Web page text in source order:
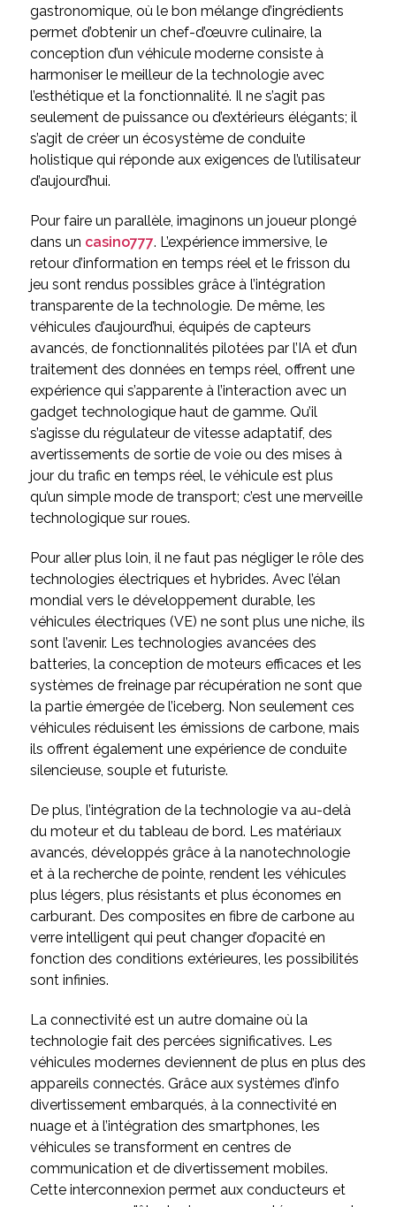
gastronomique, où le bon mélange d’ingrédients
permet d’obtenir un chef-d’œuvre culinaire, la
conception d’un véhicule moderne consiste à
harmoniser le meilleur de la technologie avec
l’esthétique et la fonctionnalité. Il ne s’agit pas
seulement de puissance ou d’extérieurs élégants; il
s’agit de créer un écosystème de conduite
holistique qui réponde aux exigences de l’utilisateur
d’aujourd’hui.
Pour faire un parallèle, imaginons un joueur plongé
dans un casino777. L’expérience immersive, le
retour d’information en temps réel et le frisson du
jeu sont rendus possibles grâce à l’intégration
transparente de la technologie. De même, les
véhicules d’aujourd’hui, équipés de capteurs
avancés, de fonctionnalités pilotées par l’IA et d’un
traitement des données en temps réel, offrent une
expérience qui s’apparente à l’interaction avec un
gadget technologique haut de gamme. Qu’il
s’agisse du régulateur de vitesse adaptatif, des
avertissements de sortie de voie ou des mises à
jour du trafic en temps réel, le véhicule est plus
qu’un simple mode de transport; c’est une merveille
technologique sur roues.
Pour aller plus loin, il ne faut pas négliger le rôle des
technologies électriques et hybrides. Avec l’élan
mondial vers le développement durable, les
véhicules électriques (VE) ne sont plus une niche, ils
sont l’avenir. Les technologies avancées des
batteries, la conception de moteurs efficaces et les
systèmes de freinage par récupération ne sont que
la partie émergée de l’iceberg. Non seulement ces
véhicules réduisent les émissions de carbone, mais
ils offrent également une expérience de conduite
silencieuse, souple et futuriste.
De plus, l’intégration de la technologie va au-delà
du moteur et du tableau de bord. Les matériaux
avancés, développés grâce à la nanotechnologie
et à la recherche de pointe, rendent les véhicules
plus légers, plus résistants et plus économes en
carburant. Des composites en fibre de carbone au
verre intelligent qui peut changer d’opacité en
fonction des conditions extérieures, les possibilités
sont infinies.
La connectivité est un autre domaine où la
technologie fait des percées significatives. Les
véhicules modernes deviennent de plus en plus des
appareils connectés. Grâce aux systèmes d’info
divertissement embarqués, à la connectivité en
nuage et à l’intégration des smartphones, les
véhicules se transforment en centres de
communication et de divertissement mobiles.
Cette interconnexion permet aux conducteurs et